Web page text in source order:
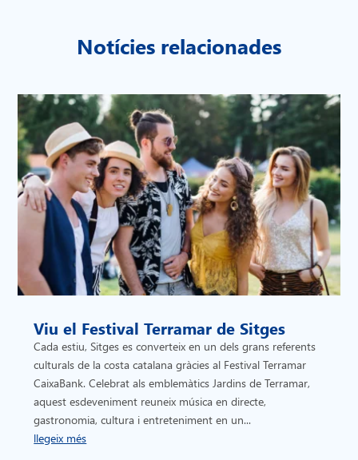
Notícies relacionades
Viu el Festival Terramar de Sitges
Cada estiu, Sitges es converteix en un dels grans referents
culturals de la costa catalana gràcies al Festival Terramar
CaixaBank. Celebrat als emblemàtics Jardins de Terramar,
aquest esdeveniment reuneix música en directe,
gastronomia, cultura i entreteniment en un...
llegeix més